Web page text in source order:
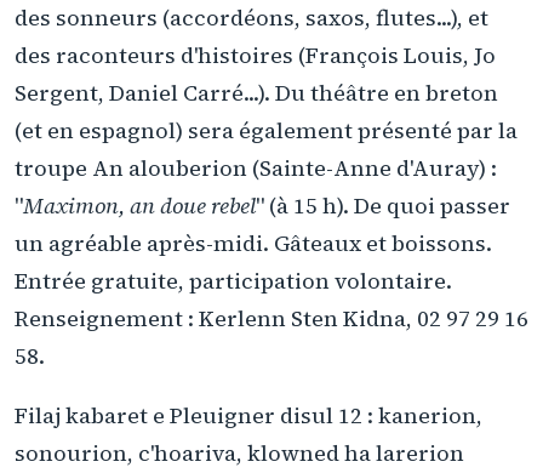
des sonneurs (accordéons, saxos, flutes...), et
des raconteurs d'histoires (François Louis, Jo
Sergent, Daniel Carré...). Du théâtre en breton
(et en espagnol) sera également présenté par la
troupe An alouberion (Sainte-Anne d'Auray) :
"Maximon, an doue rebel" (à 15 h). De quoi passer
un agréable après-midi. Gâteaux et boissons.
Entrée gratuite, participation volontaire.
Renseignement : Kerlenn Sten Kidna, 02 97 29 16
58.
Filaj kabaret e Pleuigner disul 12 : kanerion,
sonourion, c'hoariva, klowned ha larerion